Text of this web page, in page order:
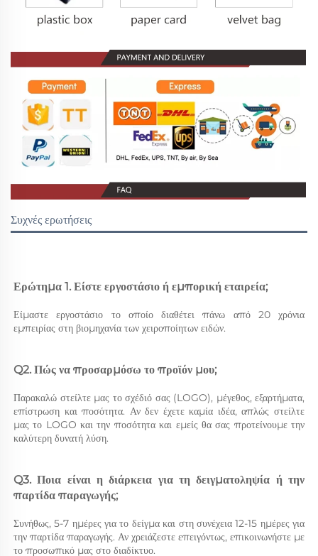
Συχνές ερωτήσεις
Ερώτημα 1. Είστε εργοστάσιο ή εμπορική εταιρεία;
Είμαστε εργοστάσιο το οποίο διαθέτει πάνω από 20 χρόνια
εμπειρίας στη βιομηχανία των χειροποίητων ειδών.
Q2. Πώς να προσαρμόσω το προϊόν μου;
Παρακαλώ στείλτε μας το σχέδιό σας (LOGO), μέγεθος, εξαρτήματα,
επίστρωση και ποσότητα. Αν δεν έχετε καμία ιδέα, απλώς στείλτε
μας το LOGO και την ποσότητα και εμείς θα σας προτείνουμε την
καλύτερη δυνατή λύση.
Q3. Ποια είναι η διάρκεια για τη δειγματοληψία ή την
παρτίδα παραγωγής;
Συνήθως, 5-7 ημέρες για το δείγμα και στη συνέχεια 12-15 ημέρες για
την παρτίδα παραγωγής. Αν χρειάζεστε επειγόντως, επικοινωνήστε με
το προσωπικό μας στο διαδίκτυο.